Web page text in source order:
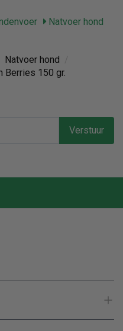
Natvoer hond
Natvoer hond
Berries 150 gr.
Verstuur